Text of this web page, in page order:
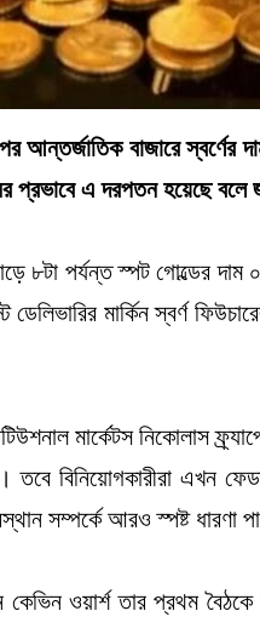
বাজারে স্বর্ণের
প্রভাবে এ দরপতন হয়েছে বলে
৮টা পর্যন্ত স্পট গোল্ডের
মার্কিন স্বর্ণ
মার্কেটস নিকোলাস
বিনিয়োগকারীরা এখন
সম্পর্কে আরও স্পষ্ট ধারণা
ওয়ার্শ তার প্রথম বৈঠকে